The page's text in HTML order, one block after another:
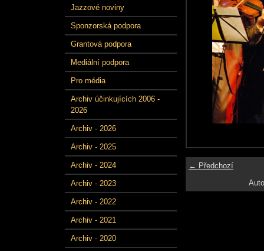
Jazzové noviny
Sponzorská podpora
Grantová podpora
Mediální podpora
Pro média
Archiv účinkujících 2006 -
2026
Archiv - 2026
Archiv - 2025
Archiv - 2024
Archiv - 2023
Archiv - 2022
Archiv - 2021
Archiv - 2020
← Předchozí